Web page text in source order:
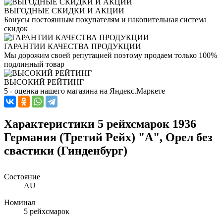
ВЫГОДНЫЕ СКИДКИ И АКЦИИ
Бонусы постоянным покупателям и накопительная система
скидок
ГАРАНТИИ КАЧЕСТВА ПРОДУКЦИИ
Мы дорожим своей репутацией поэтому продаем только 100%
подлинный товар
ВЫСОКИЙ РЕЙТИНГ
5 - оценка нашего магазина на Яндекс.Маркете
Характеристики 5 рейхсмарок 1936
Германия (Третий Рейх) "A", Орел без
свастики (Гинденбург)
Состояние
AU
Номинал
5 рейхсмарок